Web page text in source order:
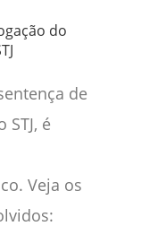
do
de
é
Veja os